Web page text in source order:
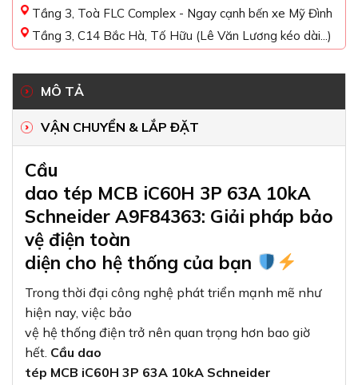
Tầng 3, Toà FLC Complex - Ngay cạnh bến xe Mỹ Đình
Tầng 3, C14 Bắc Hà, Tố Hữu (Lê Văn Lương kéo dài...)
MÔ TẢ
VẬN CHUYỂN & LẮP ĐẶT
Cầu
dao tép MCB iC60H 3P 63A 10kA
Schneider A9F84363: Giải pháp bảo
vệ điện toàn
diện cho hệ thống của bạn
Trong thời đại công nghệ phát triển mạnh mẽ như
hiện nay, việc bảo
vệ hệ thống điện trở nên quan trọng hơn bao giờ
hết. Cầu dao
tép MCB iC60H 3P 63A 10kA Schneider